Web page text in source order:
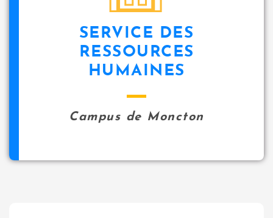
SERVICE DES
RESSOURCES
HUMAINES
Campus de Moncton